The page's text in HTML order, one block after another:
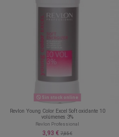
Sin stock online
Revlon Young Color Excel Soft oxidante 10
volúmenes 3%
Revlon Professional
3,93 € 7,85 €